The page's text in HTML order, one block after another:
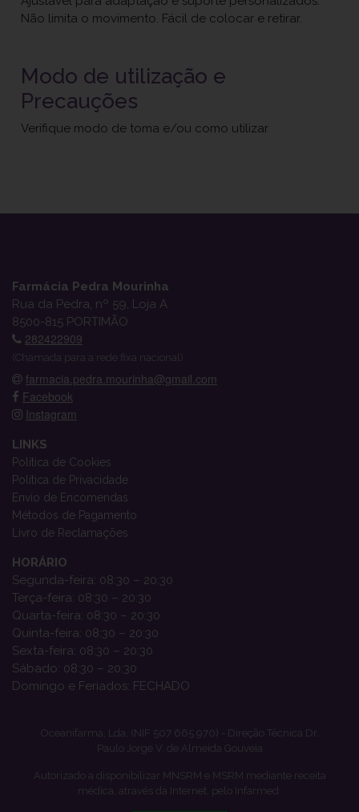
Não limita o movimento. Fácil de colocar e retirar.
Modo de utilização e
Precauções
Verifique modo de toma e/ou como utilizar
Farmácia Pedra Mourinha
Rua da Pedra, nº 59, Loja A
8500-815 PORTIMÃO
282422909
(Chamada para a rede fixa nacional)
farmacia.pedra.mourinha@gmail.com
Facebook
Instagram
LINKS
Política de Cookies
Política de Privacidade
Envio de Encomendas
Métodos de Pagamento
Livro de Reclamações
HORÁRIO
Segunda-feira: 08:30 – 20:30
Terça-feira: 08:30 – 20:30
Quarta-feira: 08:30 – 20:30
Quinta-feira: 08:30 – 20:30
Sexta-feira: 08:30 – 20:30
Sábado: 08:30 – 20:30
Domingo e Feriados: FECHADO
Oceanifarma, Lda. (NIF 507 665 970) - Direção Técnica Dr.
Paulo Jorge V. de Almeida Gouveia
Autorizado a disponibilizar MNSRM e MSRM mediante receita
médica, através da Internet, pelo Infarmed.